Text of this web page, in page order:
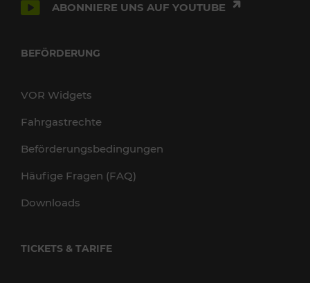
ABONNIERE UNS AUF YOUTUBE
BEFÖRDERUNG
VOR Widgets
Fahrgastrechte
Beförderungsbedingungen
Häufige Fragen (FAQ)
Downloads
TICKETS & TARIFE